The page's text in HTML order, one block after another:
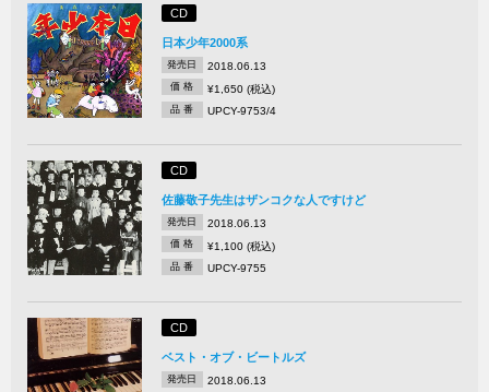
CD
日本少年2000系
発売日 2018.06.13
価 格 ¥1,650 (税込)
品 番 UPCY-9753/4
CD
佐藤敬子先生はザンコクな人ですけど
発売日 2018.06.13
価 格 ¥1,100 (税込)
品 番 UPCY-9755
CD
ベスト・オブ・ビートルズ
発売日 2018.06.13